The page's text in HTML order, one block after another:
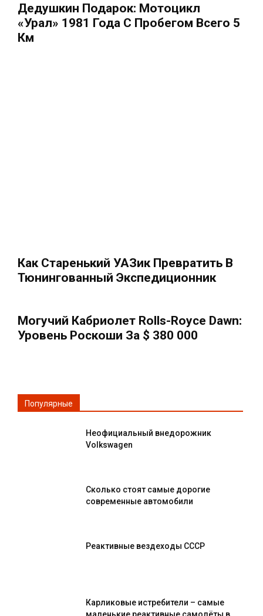
Дедушкин Подарок: Мотоцикл
«Урал» 1981 Года С Пробегом Всего 5
Км
Как Старенький УАЗик Превратить В
Тюнингованный Экспедиционник
Могучий Кабриолет Rolls-Royce Dawn:
Уровень Роскоши За $ 380 000
Популярные
Неофициальный внедорожник
Volkswagen
Сколько стоят самые дорогие
современные автомобили
Реактивные вездеходы СССР
Карликовые истребители – самые